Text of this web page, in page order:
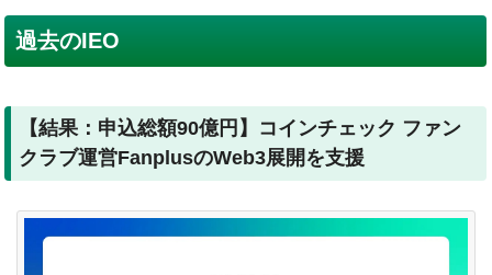
過去のIEO
【結果：申込総額90億円】コインチェック ファン
クラブ運営FanplusのWeb3展開を支援